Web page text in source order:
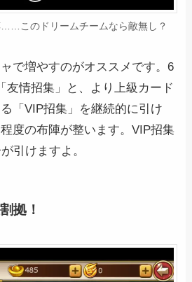
このドリームチームなら敵無し？
で増やすのがオススメです。6
友情招集」と、より上級カード
「VIP招集」を継続的に引け
度の布陣が整います。VIP招集
引けますよ。
拠！